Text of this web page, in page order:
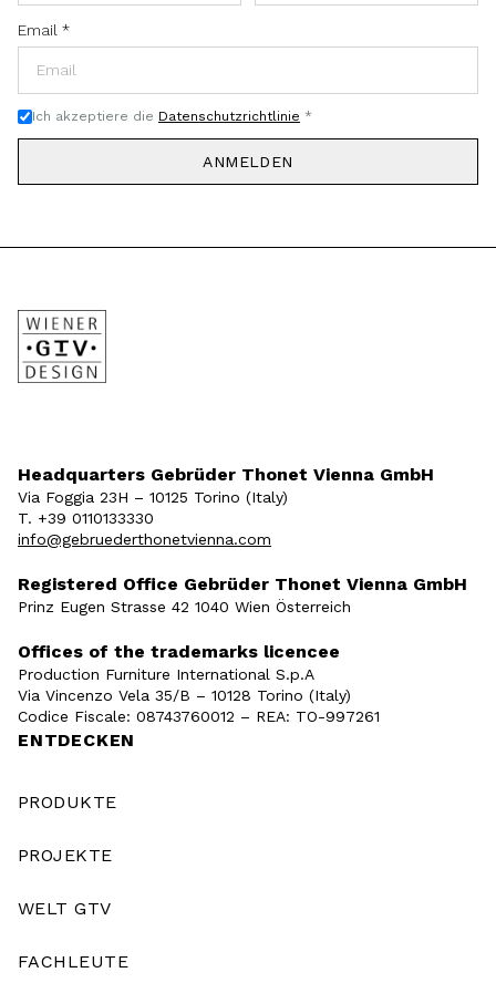
Email *
Ich akzeptiere die Datenschutzrichtlinie *
ANMELDEN
Headquarters Gebrüder Thonet Vienna GmbH
Via Foggia 23H – 10125 Torino (Italy)
T. +39 0110133330
info@gebruederthonetvienna.com
Registered Office Gebrüder Thonet Vienna GmbH
Prinz Eugen Strasse 42 1040 Wien Österreich
Offices of the trademarks licencee
Production Furniture International S.p.A
Via Vincenzo Vela 35/B – 10128 Torino (Italy)
Codice Fiscale: 08743760012 – REA: TO-997261
ENTDECKEN
PRODUKTE
PROJEKTE
WELT GTV
FACHLEUTE